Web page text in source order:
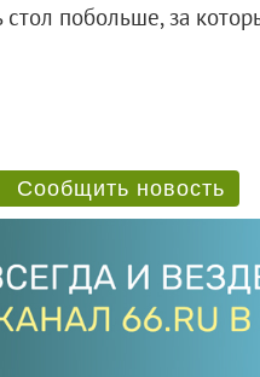
стол побольше, за
Сообщить новость